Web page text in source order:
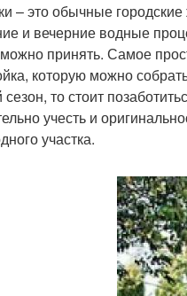
– это обычные
и вечерние водные
можно принять. Самое
которую можно
сезон, то стоит
учесть и
участка.